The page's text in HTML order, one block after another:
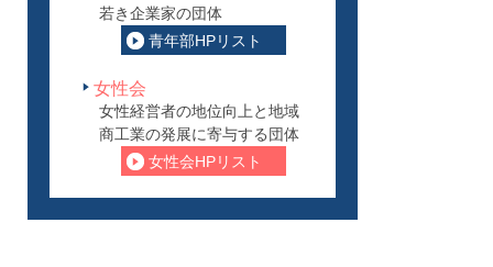
若き企業家の団体
青年部HPリスト
女性会
女性経営者の地位向上と地域
商工業の発展に寄与する団体
女性会HPリスト